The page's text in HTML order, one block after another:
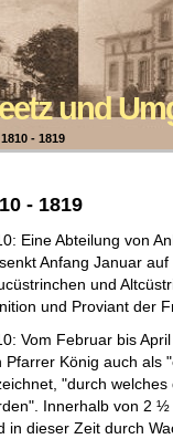
und
1810 - 1819
- 1819
Eine Abteilung von
Anfang Januar
und
und Proviant der
Vom Februar bis
Pfarrer König auch als
"durch
Innerhalb von 2
in dieser Zeit durch